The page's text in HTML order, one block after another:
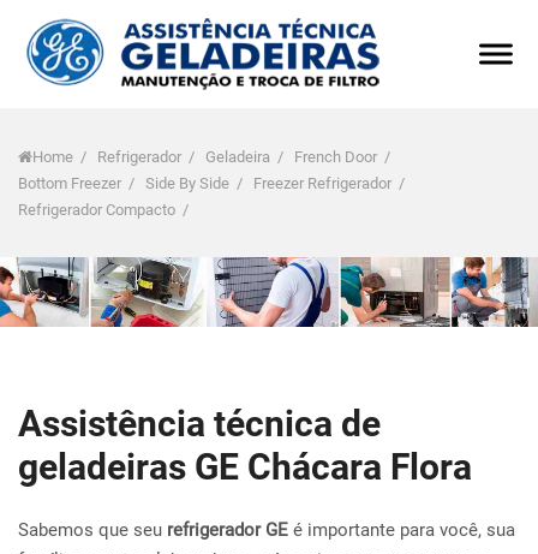
Home / Refrigerador / Geladeira / French Door /
Bottom Freezer / Side By Side / Freezer Refrigerador /
Refrigerador Compacto /
Assistência técnica de
geladeiras GE Chácara Flora
Sabemos que seu refrigerador GE é importante para você, sua